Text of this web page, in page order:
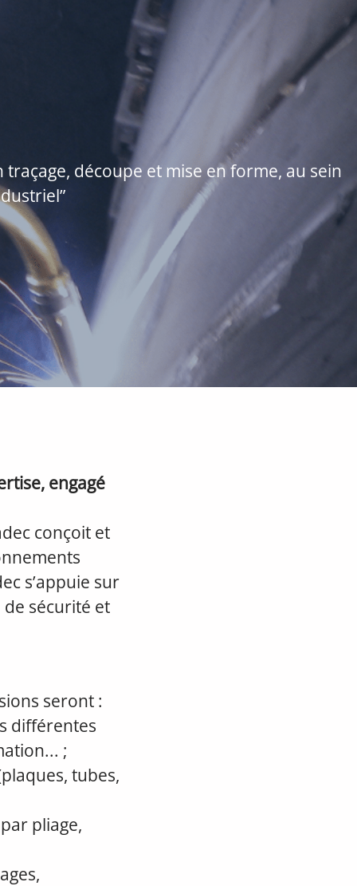
découpe et mise en forme, au sein
engagé
conçoit et
s’appuie sur
de sécurité et
seront :
différentes
;
tubes,
pliage,